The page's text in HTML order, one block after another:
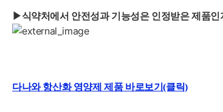
▶식약처에서 안전성과 기능성은 인정받은 제품인
다나와 항산화 영양제 제품 바로보기(클릭)